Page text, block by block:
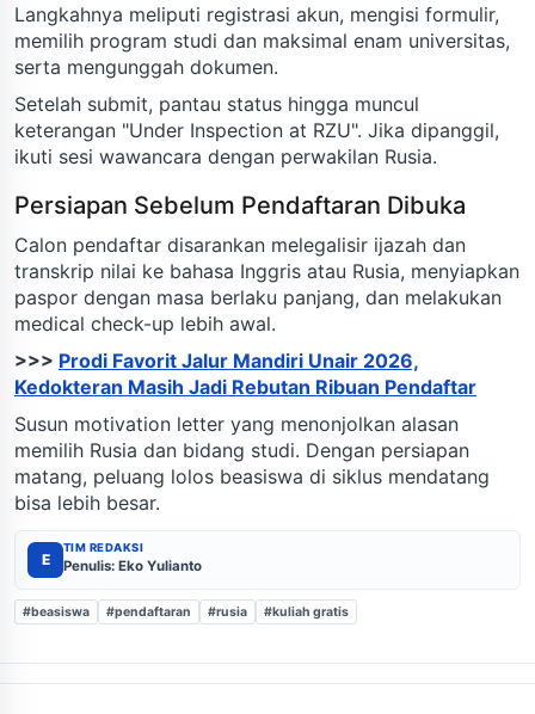
Langkahnya meliputi registrasi akun, mengisi formulir,
memilih program studi dan maksimal enam universitas,
serta mengunggah dokumen.
Setelah submit, pantau status hingga muncul
keterangan "Under Inspection at RZU". Jika dipanggil,
ikuti sesi wawancara dengan perwakilan Rusia.
Persiapan Sebelum Pendaftaran Dibuka
Calon pendaftar disarankan melegalisir ijazah dan
transkrip nilai ke bahasa Inggris atau Rusia, menyiapkan
paspor dengan masa berlaku panjang, dan melakukan
medical check-up lebih awal.
>>> Prodi Favorit Jalur Mandiri Unair 2026,
Kedokteran Masih Jadi Rebutan Ribuan Pendaftar
Susun motivation letter yang menonjolkan alasan
memilih Rusia dan bidang studi. Dengan persiapan
matang, peluang lolos beasiswa di siklus mendatang
bisa lebih besar.
E
TIM REDAKSI
Penulis: Eko Yulianto
#beasiswa #pendaftaran #rusia #kuliah gratis